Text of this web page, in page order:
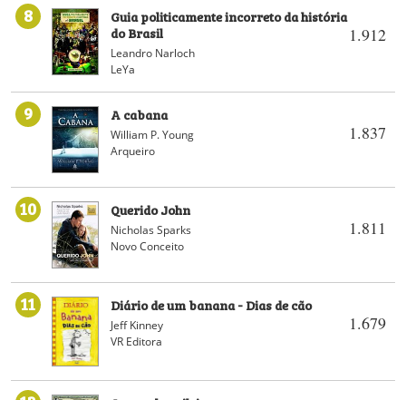
8
1.912
Guia politicamente incorreto da história
do Brasil
Leandro Narloch
LeYa
9
1.837
A cabana
William P. Young
Arqueiro
10
1.811
Querido John
Nicholas Sparks
Novo Conceito
11
1.679
Diário de um banana - Dias de cão
Jeff Kinney
VR Editora